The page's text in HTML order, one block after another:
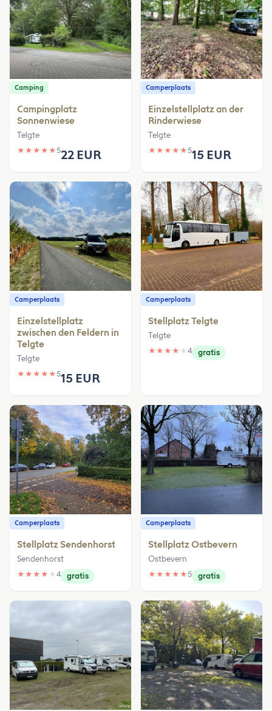
Camping
Campingplatz
Sonnenwiese
Telgte
★ ★ ★ ★ ★522 EUR
Camperplaats
Einzelstellplatz an der
Rinderwiese
Telgte
★ ★ ★ ★ ★515 EUR
Camperplaats
Einzelstellplatz
zwischen den Feldern in
Telgte
Telgte
★ ★ ★ ★ ★515 EUR
Camperplaats
Stellplatz Telgte
Telgte
★ ★ ★ ★ ★ 4 gratis
Camperplaats
Stellplatz Sendenhorst
Sendenhorst
★ ★ ★ ★ ★ 4 gratis
Camperplaats
Stellplatz Ostbevern
Ostbevern
★ ★ ★ ★ ★5 gratis